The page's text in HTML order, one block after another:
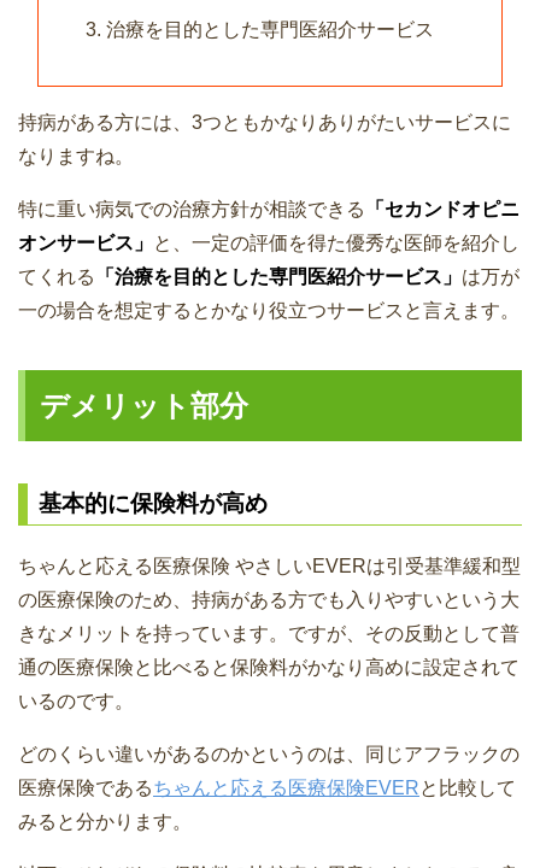
治療を目的とした専門医紹介サービス
持病がある方には、3つともかなりありがたいサービスに
なりますね。
特に重い病気での治療方針が相談できる
「セカンドオピニ
オンサービス」 と、一定の評価を得た優秀な医師を紹介し
てくれる
「治療を目的とした専門医紹介サービス」 は万が
一の場合を想定するとかなり役立つサービスと言えます。
デメリット部分
基本的に保険料が高め
ちゃんと応える医療保険 やさしいEVERは引受基準緩和型
の医療保険のため、持病がある方でも入りやすいという大
きなメリットを持っています。ですが、その反動として普
通の医療保険と比べると保険料がかなり高めに設定されて
いるのです。
どのくらい違いがあるのかというのは、同じアフラックの
医療保険であるちゃんと応える医療保険EVERと比較して
みると分かります。